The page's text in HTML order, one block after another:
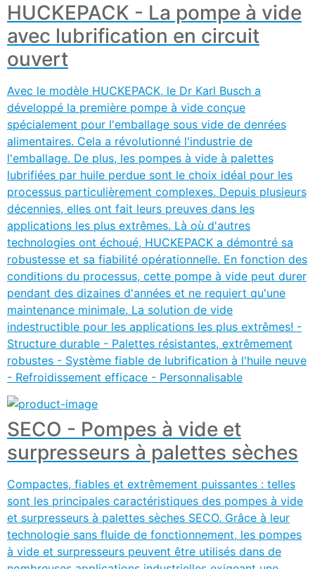
HUCKEPACK - La pompe à vide
avec lubrification en circuit
ouvert
Avec le modèle HUCKEPACK, le Dr Karl Busch a
développé la première pompe à vide conçue
spécialement pour l'emballage sous vide de denrées
alimentaires. Cela a révolutionné l'industrie de
l'emballage. De plus, les pompes à vide à palettes
lubrifiées par huile perdue sont le choix idéal pour les
processus particulièrement complexes. Depuis plusieurs
décennies, elles ont fait leurs preuves dans les
applications les plus extrêmes. Là où d'autres
technologies ont échoué, HUCKEPACK a démontré sa
robustesse et sa fiabilité opérationnelle. En fonction des
conditions du processus, cette pompe à vide peut durer
pendant des dizaines d'années et ne requiert qu'une
maintenance minimale. La solution de vide
indestructible pour les applications les plus extrêmes! -
Structure durable - Palettes résistantes, extrêmement
robustes - Système fiable de lubrification à l'huile neuve
- Refroidissement efficace - Personnalisable
SECO - Pompes à vide et
surpresseurs à palettes sèches
Compactes, fiables et extrêmement puissantes : telles
sont les principales caractéristiques des pompes à vide
et surpresseurs à palettes sèches SECO. Grâce à leur
technologie sans fluide de fonctionnement, les pompes
à vide et surpresseurs peuvent être utilisés dans de